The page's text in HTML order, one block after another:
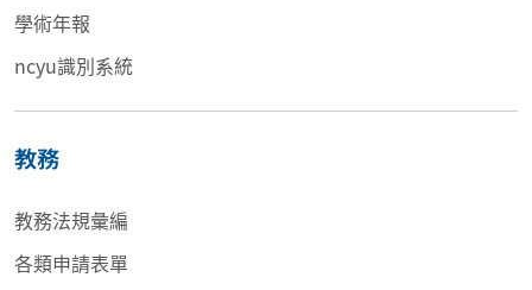
學術年報
ncyu識別系統
教務
教務法規彙編
各類申請表單